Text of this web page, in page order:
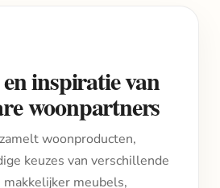
inspiratie van
woonpartners
woonproducten,
keuzes van verschillende
meubels,